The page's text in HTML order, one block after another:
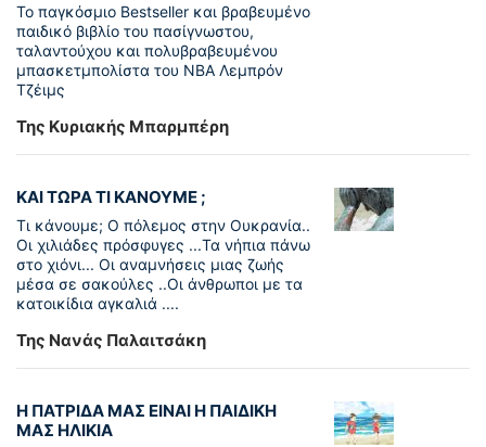
To παγκόσµιο Bestseller και βραβευµένο
παιδικό βιβλίο του πασίγνωστου,
ταλαντούχου και πολυβραβευµένου
µπασκετµπολίστα του NBA Λεµπρόν
Τζέιμς
Της Κυριακής Μπαρμπέρη
ΚΑΙ ΤΩΡΑ ΤΙ ΚΑΝΟΥΜΕ ;
Τι κάνουμε; Ο πόλεμος στην Ουκρανία..
Οι χιλιάδες πρόσφυγες ...Τα νήπια πάνω
στο χιόνι... Οι αναμνήσεις μιας ζωής
μέσα σε σακούλες ..Οι άνθρωποι με τα
κατοικίδια αγκαλιά ....
Της Νανάς Παλαιτσάκη
Η ΠΑΤΡΙΔΑ ΜΑΣ ΕΙΝΑΙ Η ΠΑΙΔΙΚΗ
ΜΑΣ ΗΛΙΚΙΑ